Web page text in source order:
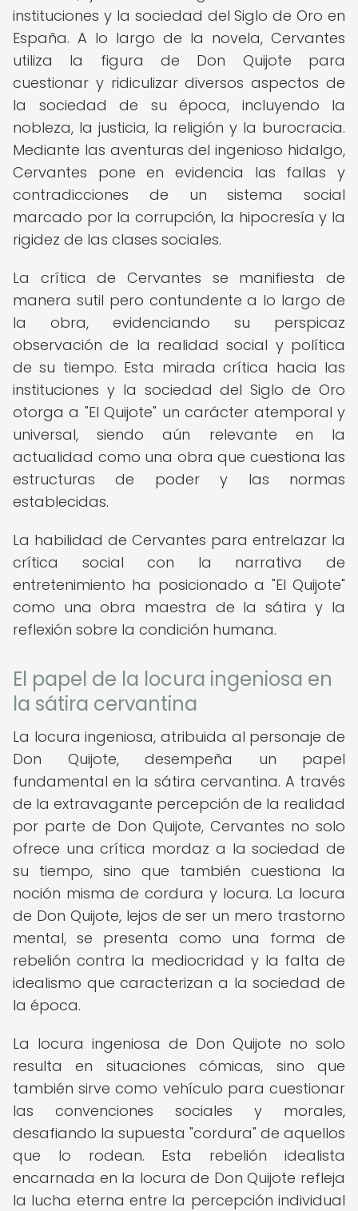
instituciones y la sociedad del Siglo de Oro en
España. A lo largo de la novela, Cervantes
utiliza la figura de Don Quijote para
cuestionar y ridiculizar diversos aspectos de
la sociedad de su época, incluyendo la
nobleza, la justicia, la religión y la burocracia.
Mediante las aventuras del ingenioso hidalgo,
Cervantes pone en evidencia las fallas y
contradicciones de un sistema social
marcado por la corrupción, la hipocresía y la
rigidez de las clases sociales.
La crítica de Cervantes se manifiesta de
manera sutil pero contundente a lo largo de
la obra, evidenciando su perspicaz
observación de la realidad social y política
de su tiempo. Esta mirada crítica hacia las
instituciones y la sociedad del Siglo de Oro
otorga a "El Quijote" un carácter atemporal y
universal, siendo aún relevante en la
actualidad como una obra que cuestiona las
estructuras de poder y las normas
establecidas.
La habilidad de Cervantes para entrelazar la
crítica social con la narrativa de
entretenimiento ha posicionado a "El Quijote"
como una obra maestra de la sátira y la
reflexión sobre la condición humana.
El papel de la locura ingeniosa en
la sátira cervantina
La locura ingeniosa, atribuida al personaje de
Don Quijote, desempeña un papel
fundamental en la sátira cervantina. A través
de la extravagante percepción de la realidad
por parte de Don Quijote, Cervantes no solo
ofrece una crítica mordaz a la sociedad de
su tiempo, sino que también cuestiona la
noción misma de cordura y locura. La locura
de Don Quijote, lejos de ser un mero trastorno
mental, se presenta como una forma de
rebelión contra la mediocridad y la falta de
idealismo que caracterizan a la sociedad de
la época.
La locura ingeniosa de Don Quijote no solo
resulta en situaciones cómicas, sino que
también sirve como vehículo para cuestionar
las convenciones sociales y morales,
desafiando la supuesta "cordura" de aquellos
que lo rodean. Esta rebelión idealista
encarnada en la locura de Don Quijote refleja
la lucha eterna entre la percepción individual